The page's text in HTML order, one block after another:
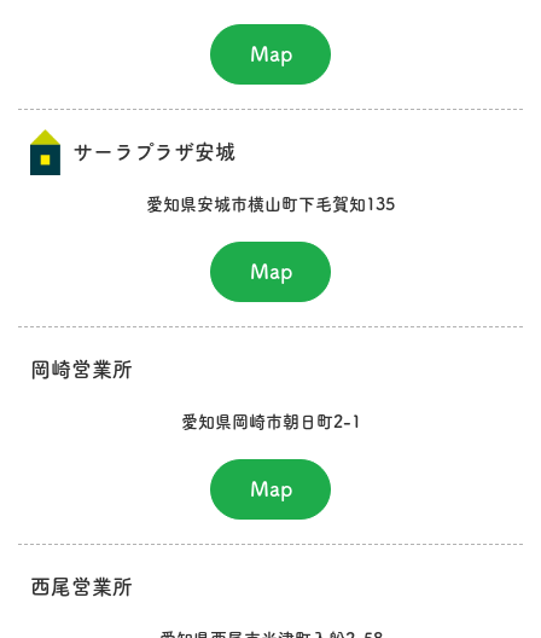
Map
サーラプラザ安城
愛知県安城市横山町下毛賀知135
Map
岡崎営業所
愛知県岡崎市朝日町2-1
Map
西尾営業所